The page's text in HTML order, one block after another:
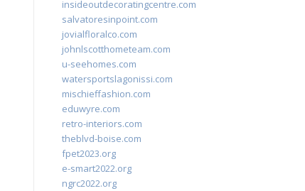
insideoutdecoratingcentre.com
salvatoresinpoint.com
jovialfloralco.com
johnlscotthometeam.com
u-seehomes.com
watersportslagonissi.com
mischieffashion.com
eduwyre.com
retro-interiors.com
theblvd-boise.com
fpet2023.org
e-smart2022.org
ngrc2022.org